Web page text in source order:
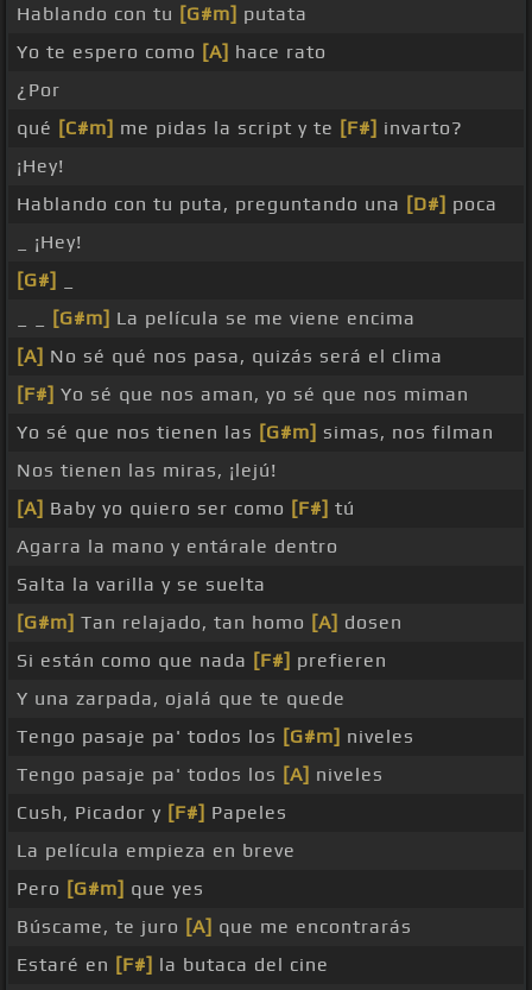
Hablando con tu [G#m] putata
Yo te espero como [A] hace rato
¿Por
qué [C#m] me pidas la script y te [F#] invarto?
¡Hey!
Hablando con tu puta, preguntando una [D#] poca
_ ¡Hey!
[G#]
[G#m] La película se me viene encima
[A] No sé qué nos pasa, quizás será el clima
[F#] Yo sé que nos aman, yo sé que nos miman
Yo sé que nos tienen las [G#m] simas, nos filman
Nos tienen las miras, ¡lejú!
[A] Baby yo quiero ser como [F#] tú
Agarra la mano y entárale dentro
Salta la varilla y se suelta
[G#m] Tan relajado, tan homo [A] dosen
Si están como que nada [F#] prefieren
Y una zarpada, ojalá que te quede
Tengo pasaje pa' todos los [G#m] niveles
Tengo pasaje pa' todos los [A] niveles
Cush, Picador y [F#] Papeles
La película empieza en breve
Pero [G#m] que yes
Búscame, te juro [A] que me encontrarás
Estaré en [F#] la butaca del cine